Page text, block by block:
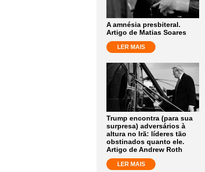
A amnésia presbiteral.
Artigo de Matias Soares
LER MAIS
Trump encontra (para sua
surpresa) adversários à
altura no Irã: líderes tão
obstinados quanto ele.
Artigo de Andrew Roth
LER MAIS